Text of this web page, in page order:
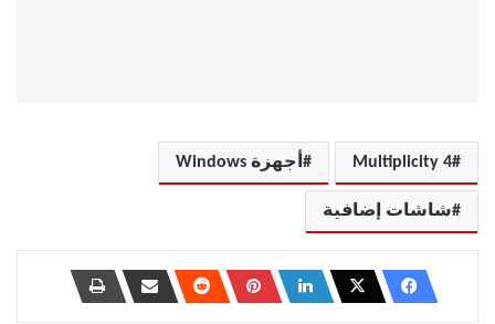
Multiplicity 4 أجهزة Windows
شاشات إضافية